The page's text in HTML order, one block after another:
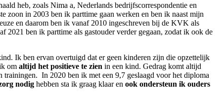
heb, zoals Nima a, Nederlands bedrijfscorrespondentie en
zoon in 2003 ben ik parttime gaan werken en ben ik naast mijn
en daarom ben ik vanaf 2010 ingeschreven bij de KVK als
ben ik parttime als gastouder verder gegaan, zodat ik ook de
Ik ben ervan overtuigd dat er geen kinderen zijn die opzettelijk
om altijd het positieve te zien in een kind. Gedrag komt altijd
trainingen. In 2020 ben ik met een 9,7 geslaagd voor het diploma
nodig hebben sta ik graag klaar en ook ondersteun ik ouders